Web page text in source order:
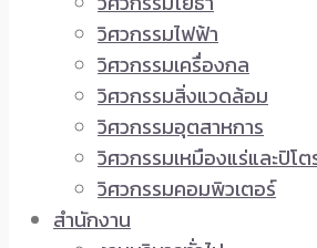
วิศวกรรมไฟฟ้า
วิศวกรรมเครื่องกล
วิศวกรรมสิ่งแวดล้อม
วิศวกรรมอุตสาหการ
วิศวกรรมเหมืองแร่และปิโต
วิศวกรรมคอมพิวเตอร์
สำนักงาน